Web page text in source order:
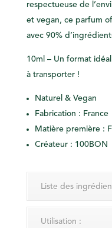
respectueuse de
et vegan, ce parfum
avec 90%
10ml – Un format
à transporter !
Naturel & Vegan
Fabrication : France
Matière première :
Créateur : 100BON
Liste des
Utilisation :